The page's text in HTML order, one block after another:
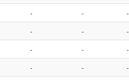
- -
-
- -
-
- -
-
- -
-